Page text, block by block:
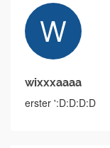
wixxxaaaa
erster ':D:D:D:D